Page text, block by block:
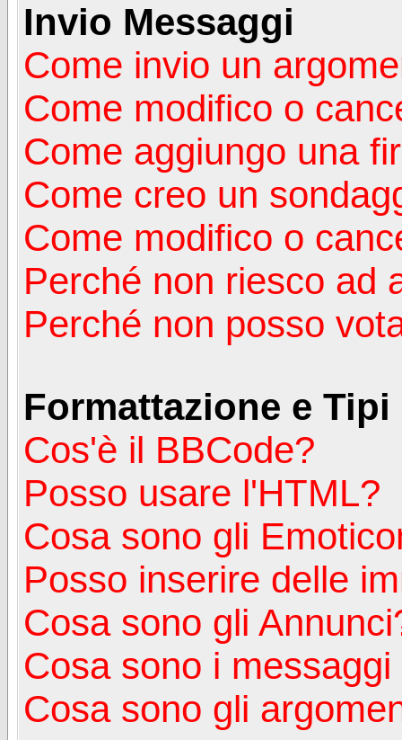
Invio Messaggi
Come invio un
Come modifico o
Come aggiungo una
Come creo un
Come modifico o
Perché non riesco ad
Perché non posso
Formattazione e
Cos'è il BBCode?
Posso usare l'HTML?
Cosa sono gli
Posso inserire delle
Cosa sono gli
Cosa sono i
Cosa sono gli